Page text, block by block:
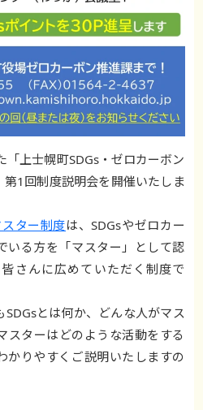
上士幌町SDGs・ゼロカーボン
1回制度説明会を開催いたしま
ター制度は、SDGsやゼロカー
いる方を「マスター」として認
さんに広めていただく制度で
とは何か、どんな人がマス
スターはどのような活動をする
かりやすくご説明いたしますの